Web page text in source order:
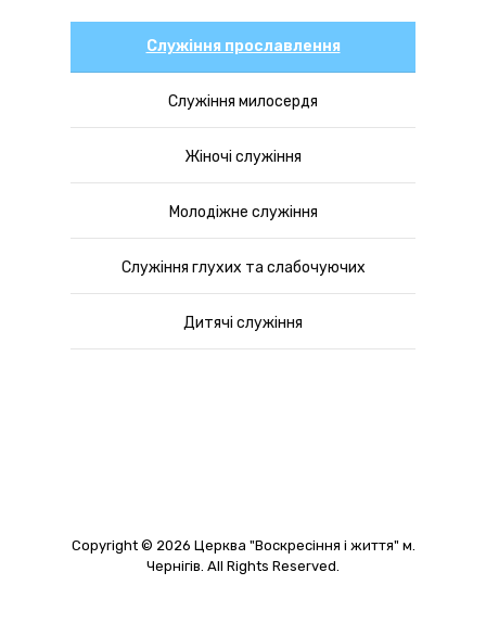
Служіння прославлення
Служіння милосердя
Жіночі служіння
Молодіжне служіння
Служіння глухих та слабочуючих
Дитячі служіння
Copyright © 2026 Церква "Воскресіння і життя" м.
Чернігів. All Rights Reserved.